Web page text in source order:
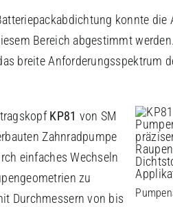
konnte die
Bereich abgestimmt
breite Anforderungsspektrum
KP81 von SM
Zahnradpumpe
einfaches Wechseln
zu
Durchmessern von bis